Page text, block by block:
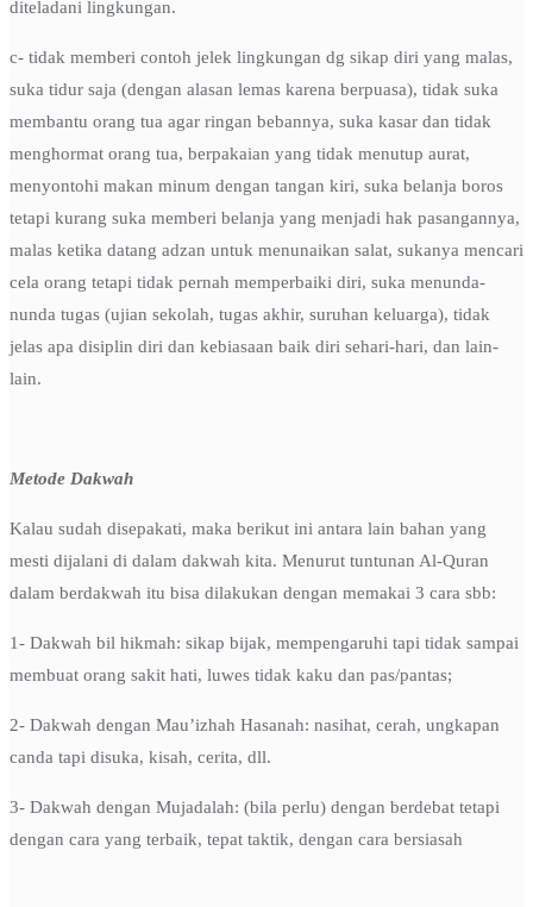
diteladani lingkungan.
c- tidak memberi contoh jelek lingkungan dg sikap diri yang malas,
suka tidur saja (dengan alasan lemas karena berpuasa), tidak suka
membantu orang tua agar ringan bebannya, suka kasar dan tidak
menghormat orang tua, berpakaian yang tidak menutup aurat,
menyontohi makan minum dengan tangan kiri, suka belanja boros
tetapi kurang suka memberi belanja yang menjadi hak pasangannya,
malas ketika datang adzan untuk menunaikan salat, sukanya mencari
cela orang tetapi tidak pernah memperbaiki diri, suka menunda-
nunda tugas (ujian sekolah, tugas akhir, suruhan keluarga), tidak
jelas apa disiplin diri dan kebiasaan baik diri sehari-hari, dan lain-
lain.
Metode Dakwah
Kalau sudah disepakati, maka berikut ini antara lain bahan yang
mesti dijalani di dalam dakwah kita. Menurut tuntunan Al-Quran
dalam berdakwah itu bisa dilakukan dengan memakai 3 cara sbb:
1- Dakwah bil hikmah: sikap bijak, mempengaruhi tapi tidak sampai
membuat orang sakit hati, luwes tidak kaku dan pas/pantas;
2- Dakwah dengan Mau’izhah Hasanah: nasihat, cerah, ungkapan
canda tapi disuka, kisah, cerita, dll.
3- Dakwah dengan Mujadalah: (bila perlu) dengan berdebat tetapi
dengan cara yang terbaik, tepat taktik, dengan cara bersiasah